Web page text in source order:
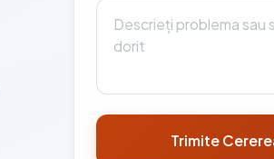
Trimite